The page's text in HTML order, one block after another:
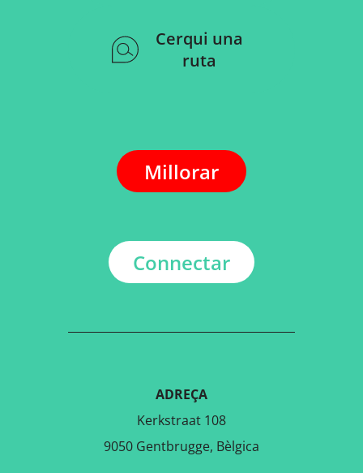
Cerqui una
ruta
Millorar
Connectar
ADREÇA
Kerkstraat 108
9050 Gentbrugge, Bèlgica